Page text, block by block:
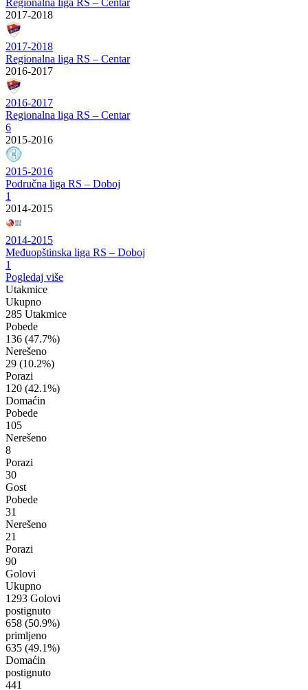
2017-2018
2017-2018
Regionalna liga RS – Centar
2016-2017
2016-2017
Regionalna liga RS – Centar
6
2015-2016
2015-2016
Područna liga RS – Doboj
1
2014-2015
2014-2015
Međuopštinska liga RS – Doboj
1
Pogledaj više
Utakmice
Ukupno
285 Utakmice
Pobede
136 (47.7%)
Nerešeno
29 (10.2%)
Porazi
120 (42.1%)
Domaćin
Pobede
105
Nerešeno
8
Porazi
30
Gost
Pobede
31
Nerešeno
21
Porazi
90
Golovi
Ukupno
1293 Golovi
postignuto
658 (50.9%)
primljeno
635 (49.1%)
Domaćin
postignuto
441